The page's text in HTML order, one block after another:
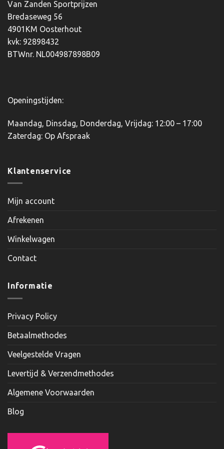
optie
kan
gekozen
op
de
Van Zanden Sportprijzen
Bredaseweg 56
4901KM Oosterhout
kvk: 92898432
BTWnr. NL004987898B09
Openingstijden:
Maandag, Dinsdag, Donderdag, Vrijdag: 12:00 – 17:00
Zaterdag: Op Afspraak
Klantenservice
Mijn account
Afrekenen
Winkelwagen
Contact
Informatie
Privacy Policy
Betaalmethodes
Veelgestelde Vragen
Levertijd & Verzendmethodes
Algemene Voorwaarden
Blog